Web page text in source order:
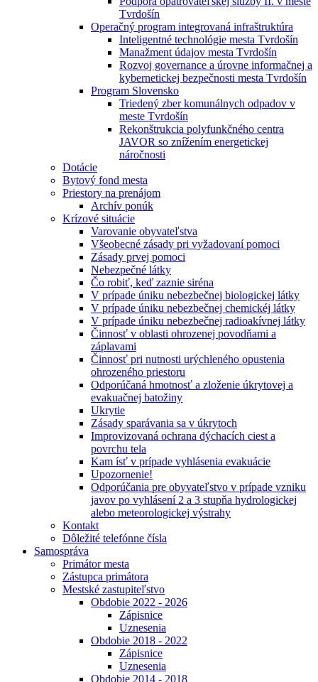
Tvrdošín
Operačný program integrovaná infraštruktúra
Inteligentné technológie mesta Tvrdošín
Manažment údajov mesta Tvrdošín
Rozvoj governance a úrovne informačnej a
kybernetickej bezpečnosti mesta Tvrdošín
Program Slovensko
Triedený zber komunálnych odpadov v
meste Tvrdošín
Rekonštrukcia polyfunkčného centra
JAVOR so znížením energetickej
náročnosti
Dotácie
Bytový fond mesta
Priestory na prenájom
Archív ponúk
Krízové situácie
Varovanie obyvateľstva
Všeobecné zásady pri vyžadovaní pomoci
Zásady prvej pomoci
Nebezpečné látky
Čo robiť, keď zaznie siréna
V prípade úniku nebezbečnej biologickej látky
V prípade úniku nebezbečnej chemickéj látky
V prípade úniku nebezbečnej radioakívnej látky
Činnosť v oblasti ohrozenej povodňami a
záplavami
Činnosť pri nutnosti urýchleného opustenia
ohrozeného priestoru
Odporúčaná hmotnosť a zloženie úkrytovej a
evakuačnej batožiny
Ukrytie
Zásady sparávania sa v úkrytoch
Improvizovaná ochrana dýchacích ciest a
povrchu tela
Kam ísť v prípade vyhlásenia evakuácie
Upozornenie!
Odporúčania pre obyvateľstvo v prípade vzniku
javov po vyhlásení 2 a 3 stupňa hydrologickej
alebo meteorologickej výstrahy
Kontakt
Dôležité telefónne čísla
Samospráva
Primátor mesta
Zástupca primátora
Mestské zastupiteľstvo
Obdobie 2022 - 2026
Zápisnice
Uznesenia
Obdobie 2018 - 2022
Zápisnice
Uznesenia
Obdobie 2014 - 2018